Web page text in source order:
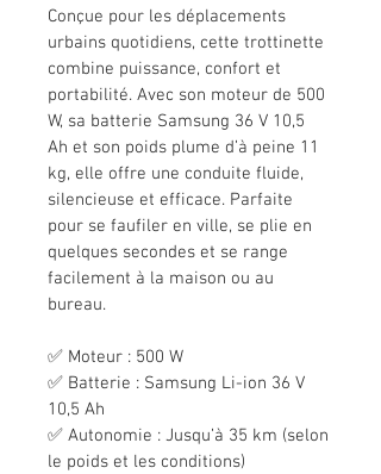
Conçue pour les déplacements
urbains quotidiens, cette trottinette
combine puissance, confort et
portabilité. Avec son moteur de 500
W, sa batterie Samsung 36 V 10,5
Ah et son poids plume d’à peine 11
kg, elle offre une conduite fluide,
silencieuse et efficace. Parfaite
pour se faufiler en ville, se plie en
quelques secondes et se range
facilement à la maison ou au
bureau.
✅ Moteur : 500 W
✅ Batterie : Samsung Li-ion 36 V
10,5 Ah
✅ Autonomie : Jusqu’à 35 km (selon
le poids et les conditions)